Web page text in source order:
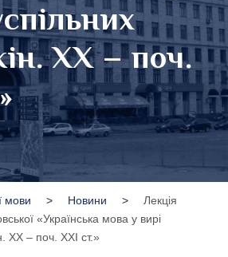
ХХ – поч.
мови > Новини >
Лекція
«Українська мова у вирі
ХХ – поч. ХХІ ст.»